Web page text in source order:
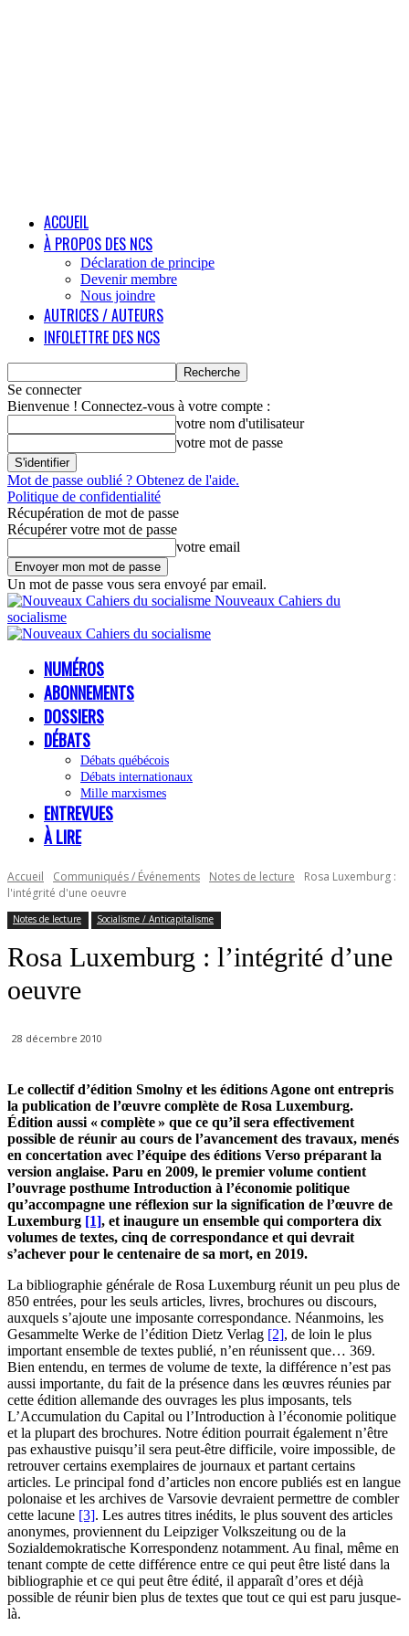
ACCUEIL
À PROPOS DES NCS
Déclaration de principe
Devenir membre
Nous joindre
AUTRICES / AUTEURS
INFOLETTRE DES NCS
Se connecter
Bienvenue ! Connectez-vous à votre compte :
votre nom d'utilisateur
votre mot de passe
Mot de passe oublié ? Obtenez de l'aide.
Politique de confidentialité
Récupération de mot de passe
Récupérer votre mot de passe
votre email
Un mot de passe vous sera envoyé par email.
Nouveaux Cahiers du
socialisme
NUMÉROS
ABONNEMENTS
DOSSIERS
DÉBATS
Débats québécois
Débats internationaux
Mille marxismes
ENTREVUES
À LIRE
Accueil Communiqués / Événements Notes de lecture
Rosa Luxemburg :
l'intégrité d'une oeuvre
Notes de lecture Socialisme / Anticapitalisme
Rosa Luxemburg : l’intégrité d’une
oeuvre
28 décembre 2010
Le collectif d’édition Smolny et les éditions Agone ont entrepris
la publication de l’œuvre complète de Rosa Luxemburg.
Édition aussi « complète » que ce qu’il sera effectivement
possible de réunir au cours de l’avancement des travaux, menés
en concertation avec l’équipe des éditions Verso préparant la
version anglaise. Paru en 2009, le premier volume contient
l’ouvrage posthume Introduction à l’économie politique
qu’accompagne une réflexion sur la signification de l’œuvre de
Luxemburg [1], et inaugure un ensemble qui comportera dix
volumes de textes, cinq de correspondance et qui devrait
s’achever pour le centenaire de sa mort, en 2019.
La bibliographie générale de Rosa Luxemburg réunit un peu plus de
850 entrées, pour les seuls articles, livres, brochures ou discours,
auxquels s’ajoute une imposante correspondance. Néanmoins, les
Gesammelte Werke de l’édition Dietz Verlag [2], de loin le plus
important ensemble de textes publié, n’en réunissent que… 369.
Bien entendu, en termes de volume de texte, la différence n’est pas
aussi importante, du fait de la présence dans les œuvres réunies par
cette édition allemande des ouvrages les plus imposants, tels
L’Accumulation du Capital ou l’Introduction à l’économie politique
et la plupart des brochures. Notre édition pourrait également n’être
pas exhaustive puisqu’il sera peut-être difficile, voire impossible, de
retrouver certains exemplaires de journaux et partant certains
articles. Le principal fond d’articles non encore publiés est en langue
polonaise et les archives de Varsovie devraient permettre de combler
cette lacune [3]. Les autres titres inédits, le plus souvent des articles
anonymes, proviennent du Leipziger Volkszeitung ou de la
Sozialdemokratische Korrespondenz notamment. Au final, même en
tenant compte de cette différence entre ce qui peut être listé dans la
bibliographie et ce qui peut être édité, il apparaît d’ores et déjà
possible de réunir bien plus de textes que tout ce qui est paru jusque-
là.